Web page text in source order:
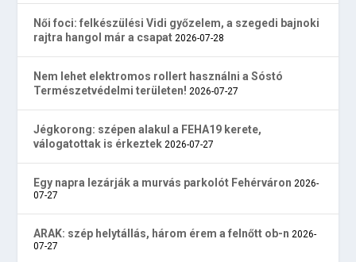
Női foci: felkészülési Vidi győzelem, a szegedi bajnoki
rajtra hangol már a csapat 2026-07-28
Nem lehet elektromos rollert használni a Sóstó
Természetvédelmi területen! 2026-07-27
Jégkorong: szépen alakul a FEHA19 kerete,
válogatottak is érkeztek 2026-07-27
Egy napra lezárják a murvás parkolót Fehérváron 2026-
07-27
ARAK: szép helytállás, három érem a felnőtt ob-n 2026-
07-27